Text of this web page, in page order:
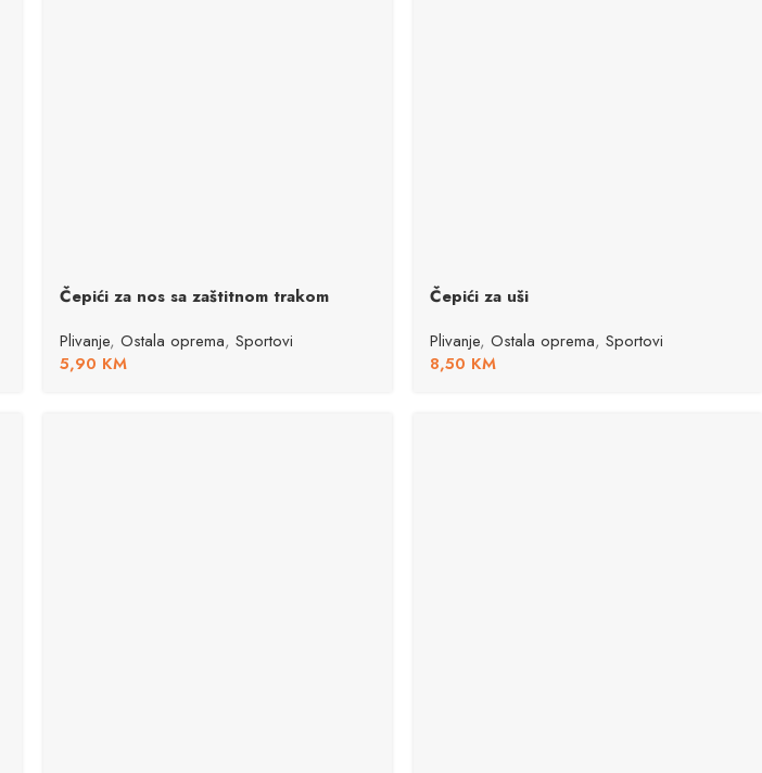
Čepići za nos sa zaštitnom trakom
Plivanje, Ostala oprema, Sportovi
5,90 KM
Čepići za uši
Plivanje, Ostala oprema, Sportovi
8,50 KM